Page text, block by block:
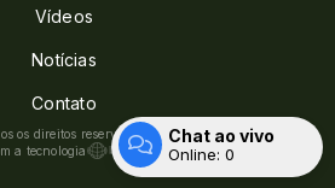
Vídeos
Notícias
Contato
os direitos reservados.
a tecnologia
Chat ao vivo
Online: 0